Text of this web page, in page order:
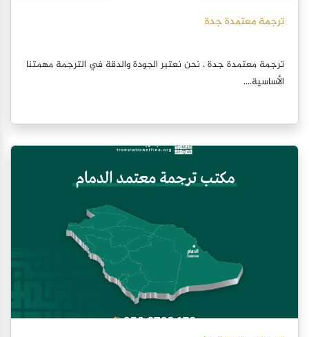
ترجمة معتمدة جدة
ترجمة معتمدة جدة ، نحن نعتبر الجودة والدقة في الترجمة مهمتنا
الأساسية....